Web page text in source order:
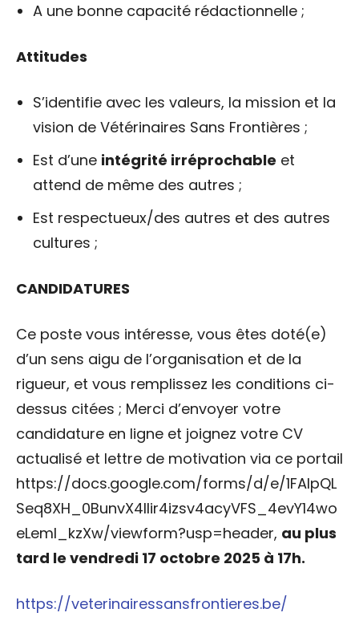
A une bonne capacité rédactionnelle ;
Attitudes
S’identifie avec les valeurs, la mission et la
vision de Vétérinaires Sans Frontières ;
Est d’une intégrité irréprochable et
attend de même des autres ;
Est respectueux/des autres et des autres
cultures ;
CANDIDATURES
Ce poste vous intéresse, vous êtes doté(e)
d’un sens aigu de l’organisation et de la
rigueur, et vous remplissez les conditions ci-
dessus citées ; Merci d’envoyer votre
candidature en ligne et joignez votre CV
actualisé et lettre de motivation via ce portail
https://docs.google.com/forms/d/e/1FAIpQL
Seq8XH_0BunvX4llir4izsv4acyVFS_4evY14wo
eLeml_kzXw/viewform?usp=header, au plus
tard le vendredi 17 octobre 2025 à 17h.
https://veterinairessansfrontieres.be/